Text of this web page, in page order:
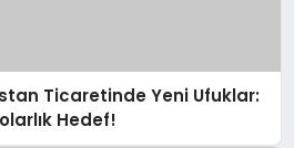
Ticaretinde Yeni Ufuklar:
Hedef!